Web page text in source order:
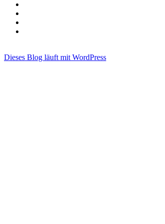
Dieses Blog läuft mit WordPress